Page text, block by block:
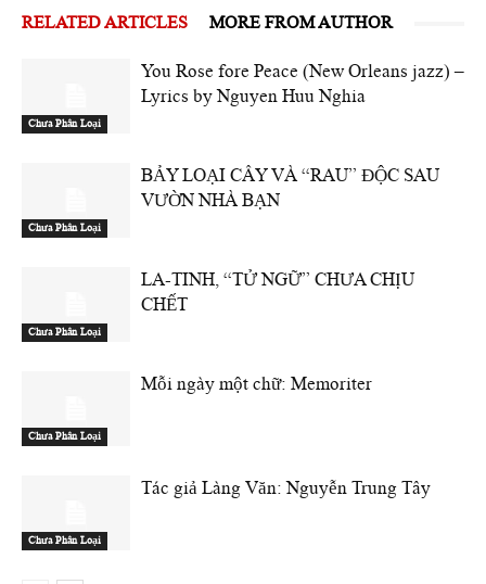
RELATED ARTICLES MORE FROM AUTHOR
Chưa Phân Loại
You Rose fore Peace (New Orleans jazz) –
Lyrics by Nguyen Huu Nghia
Chưa Phân Loại
BẢY LOẠI CÂY VÀ “RAU” ĐỘC SAU
VƯỜN NHÀ BẠN
Chưa Phân Loại
LA-TINH, “TỬ NGỮ” CHƯA CHỊU
CHẾT
Chưa Phân Loại
Mỗi ngày một chữ: Memoriter
Chưa Phân Loại
Tác giả Làng Văn: Nguyễn Trung Tây